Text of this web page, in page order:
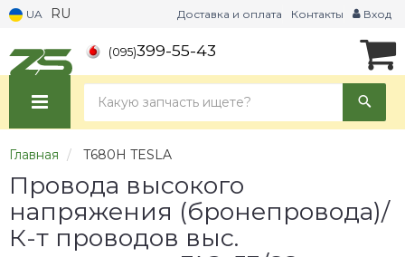
UA RU Доставка и оплата Контакты Вход
(095)399-55-43
Главная T680H TESLA
Провода высокого
напряжения (бронепровода)/
К-т проводов выс.